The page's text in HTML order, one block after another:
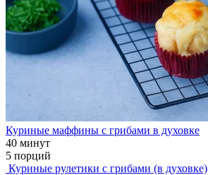
Куриные маффины с грибами в духовке
40 минут
5 порций
Куриные рулетики с грибами (в духовке)